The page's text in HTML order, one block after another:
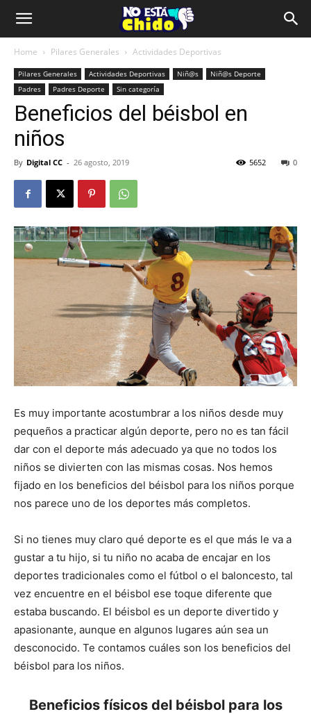
Home Pilares Generales Actividades Deportivas
Pilares Generales Actividades Deportivas Niñ@s
Niñ@s Deporte
Padres
Padres Deporte Sin categoría
Beneficios del béisbol en
niños
By Digital CC - 26 agosto, 2019 0
5652
Es muy importante acostumbrar a los niños desde muy
pequeños a practicar algún deporte, pero no es tan fácil
dar con el deporte más adecuado ya que no todos los
niños se divierten con las mismas cosas. Nos hemos
fijado en los beneficios del béisbol para los niños porque
nos parece uno de los deportes más completos.
Si no tienes muy claro qué deporte es el que más le va a
gustar a tu hijo, si tu niño no acaba de encajar en los
deportes tradicionales como el fútbol o el baloncesto, tal
vez encuentre en el béisbol ese toque diferente que
estaba buscando. El béisbol es un deporte divertido y
apasionante, aunque en algunos lugares aún sea un
desconocido. Te contamos cuáles son los beneficios del
béisbol para los niños.
Beneficios físicos del béisbol para los